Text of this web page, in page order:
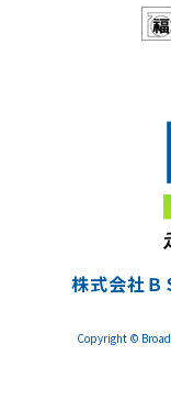
株式会社Ｂ
Copyright ©